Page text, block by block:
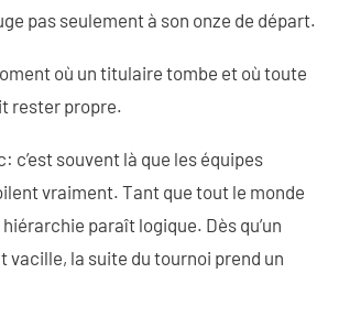
pas seulement à son onze de départ.
où un titulaire tombe et où toute
rester propre.
c’est souvent là que les équipes
vraiment. Tant que tout le monde
paraît logique. Dès qu’un
vacille, la suite du tournoi prend un